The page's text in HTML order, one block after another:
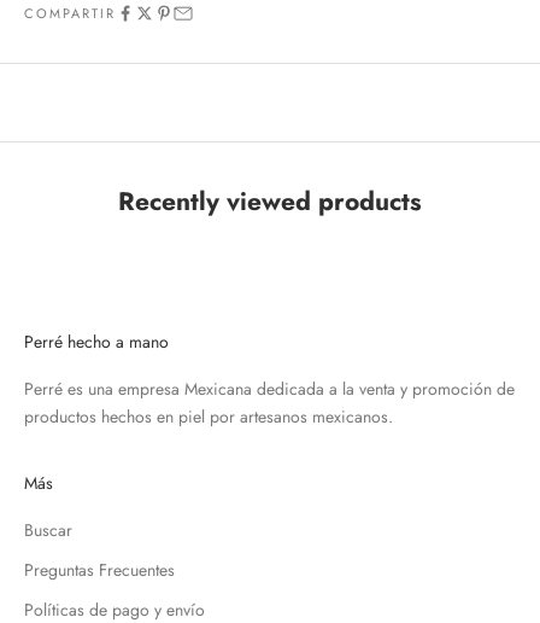
COMPARTIR
Recently viewed products
Perré hecho a mano
Perré es una empresa Mexicana dedicada a la venta y promoción de
productos hechos en piel por artesanos mexicanos.
Más
Buscar
Preguntas Frecuentes
Políticas de pago y envío